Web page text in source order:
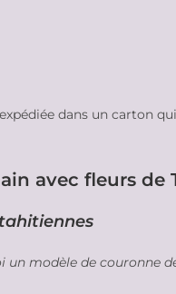
dans un carton
avec fleurs de
modèle de couronne